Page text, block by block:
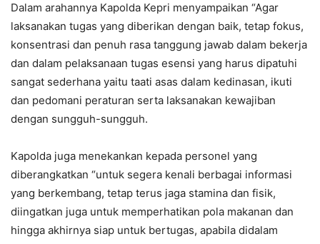
Dalam arahannya Kapolda Kepri menyampaikan “Agar
laksanakan tugas yang diberikan dengan baik, tetap fokus,
konsentrasi dan penuh rasa tanggung jawab dalam bekerja
dan dalam pelaksanaan tugas esensi yang harus dipatuhi
sangat sederhana yaitu taati asas dalam kedinasan, ikuti
dan pedomani peraturan serta laksanakan kewajiban
dengan sungguh-sungguh.
Kapolda juga menekankan kepada personel yang
diberangkatkan “untuk segera kenali berbagai informasi
yang berkembang, tetap terus jaga stamina dan fisik,
diingatkan juga untuk memperhatikan pola makanan dan
hingga akhirnya siap untuk bertugas, apabila didalam